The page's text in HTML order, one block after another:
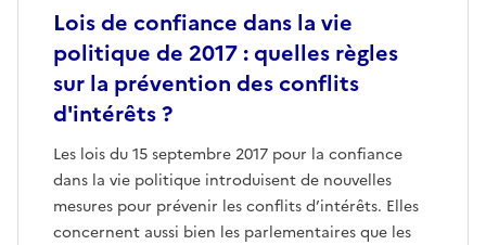
Lois de confiance dans la vie
politique de 2017 : quelles règles
sur la prévention des conflits
d'intérêts ?
Les lois du 15 septembre 2017 pour la confiance
dans la vie politique introduisent de nouvelles
mesures pour prévenir les conflits d’intérêts. Elles
concernent aussi bien les parlementaires que les